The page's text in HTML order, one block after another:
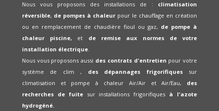
Nous vous proposons des installations de : climatisation
réversible, de pompes à chaleurpour le chauffage en création
ou en remplacement de chaudière fioul ou gaz, de pompe à
chaleur piscine, et de remise aux normes de votre
installation électrique.
Nous vous proposons aussi des contrats d'entretien pour votre
système de clim , des dépannages frigorifiquessur
climatisation et pompe à chaleur Air/Air et Air/Eau, des
recherches de fuite sur installations frigorifiques à l'azote
hydrogéné.